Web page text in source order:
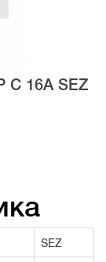
C 16А SEZ
SEZ